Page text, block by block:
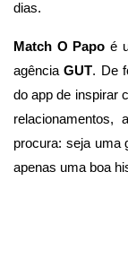
dias.
Match O Papo é
agênciaGUT. De
do app de inspirar
procura: seja uma
apenas uma boa